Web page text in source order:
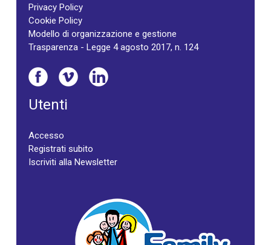
Privacy Policy
Cookie Policy
Modello di organizzazione e gestione
Trasparenza - Legge 4 agosto 2017, n. 124
Utenti
Accesso
Registrati subito
Iscriviti alla Newsletter